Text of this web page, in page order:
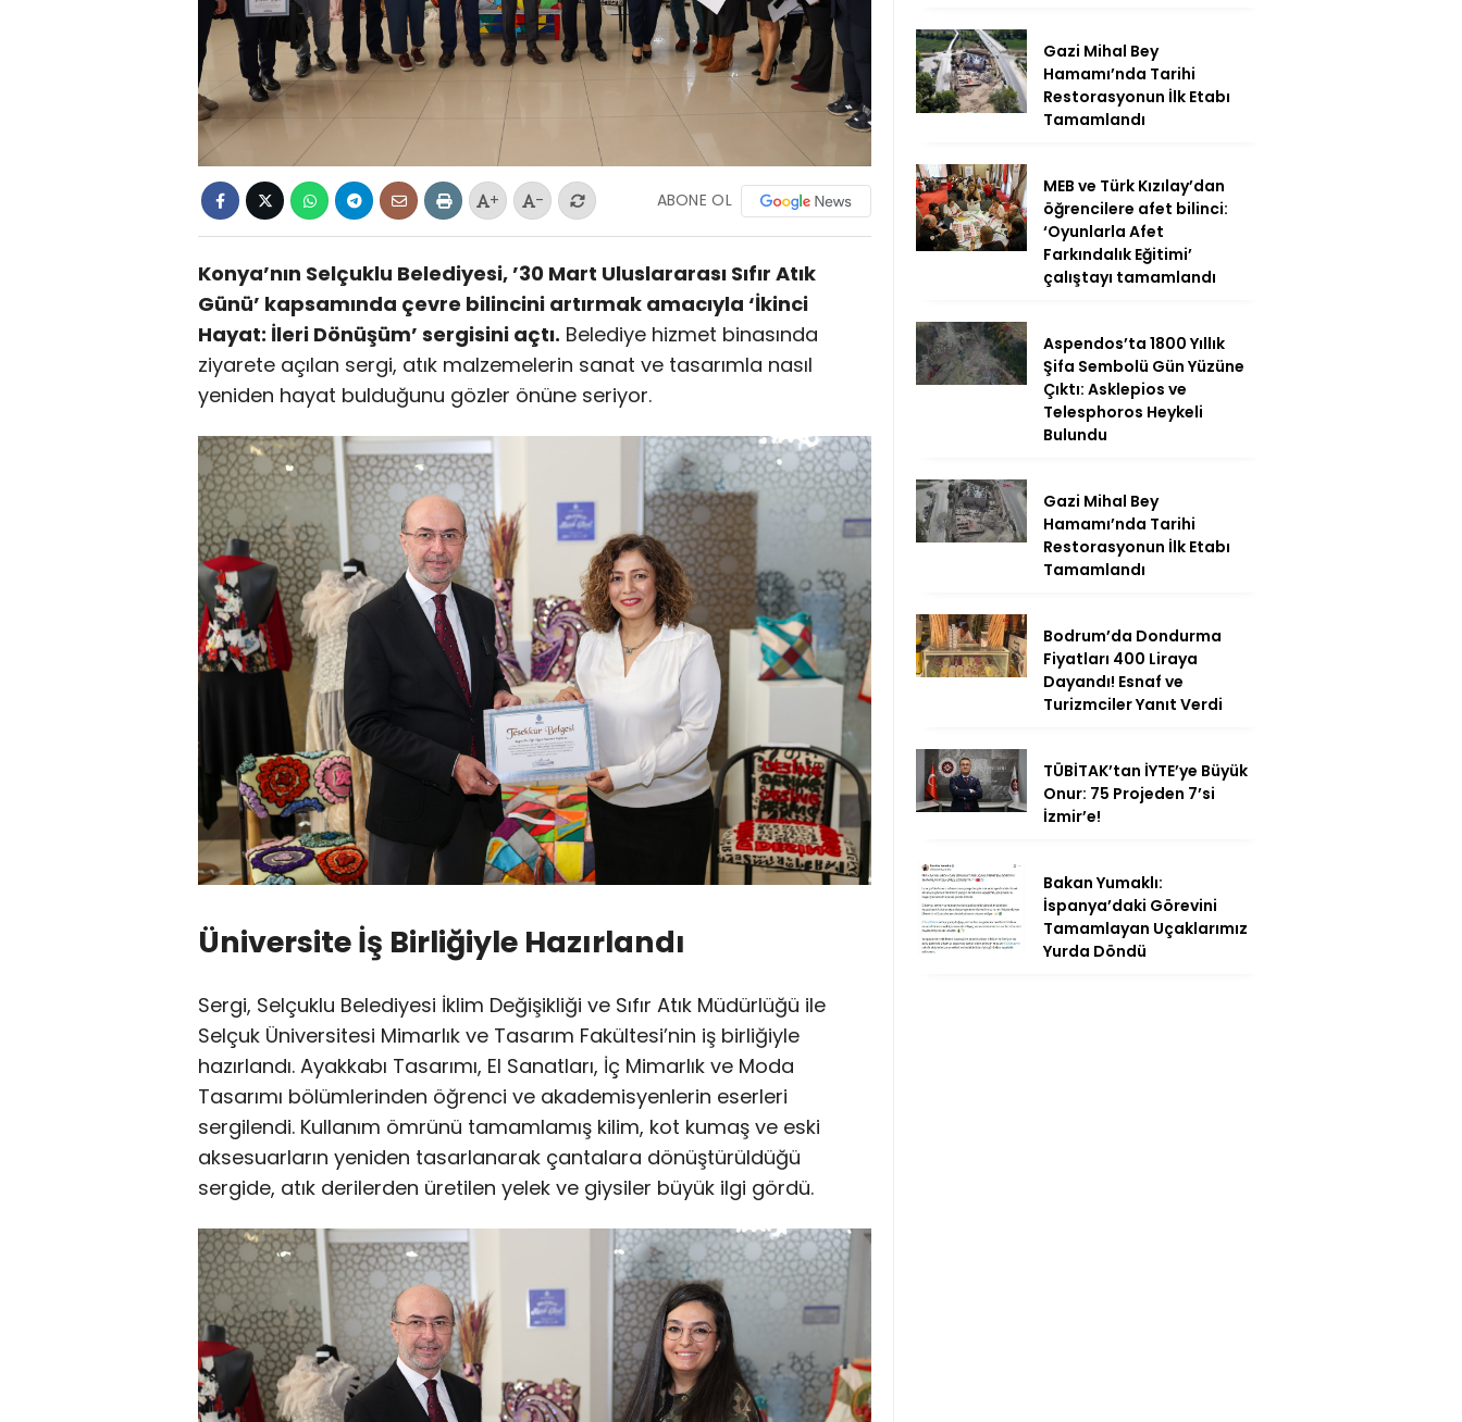
+ - ABONE OL
Konya’nın Selçuklu Belediyesi, ’30 Mart Uluslararası Sıfır Atık
Günü’ kapsamında çevre bilincini artırmak amacıyla ‘İkinci
Hayat: İleri Dönüşüm’ sergisini açtı. Belediye hizmet binasında
ziyarete açılan sergi, atık malzemelerin sanat ve tasarımla nasıl
yeniden hayat bulduğunu gözler önüne seriyor.
Üniversite İş Birliğiyle Hazırlandı
Sergi, Selçuklu Belediyesi İklim Değişikliği ve Sıfır Atık Müdürlüğü ile
Selçuk Üniversitesi Mimarlık ve Tasarım Fakültesi’nin iş birliğiyle
hazırlandı. Ayakkabı Tasarımı, El Sanatları, İç Mimarlık ve Moda
Tasarımı bölümlerinden öğrenci ve akademisyenlerin eserleri
sergilendi. Kullanım ömrünü tamamlamış kilim, kot kumaş ve eski
aksesuarların yeniden tasarlanarak çantalara dönüştürüldüğü
sergide, atık derilerden üretilen yelek ve giysiler büyük ilgi gördü.
Gazi Mihal Bey
Hamamı’nda Tarihi
Restorasyonun İlk Etabı
Tamamlandı
MEB ve Türk Kızılay’dan
öğrencilere afet bilinci:
‘Oyunlarla Afet
Farkındalık Eğitimi’
çalıştayı tamamlandı
Aspendos’ta 1800 Yıllık
Şifa Sembolü Gün Yüzüne
Çıktı: Asklepios ve
Telesphoros Heykeli
Bulundu
Gazi Mihal Bey
Hamamı’nda Tarihi
Restorasyonun İlk Etabı
Tamamlandı
Bodrum’da Dondurma
Fiyatları 400 Liraya
Dayandı! Esnaf ve
Turizmciler Yanıt Verdi
TÜBİTAK’tan İYTE’ye Büyük
Onur: 75 Projeden 7’si
İzmir’e!
Bakan Yumaklı:
İspanya’daki Görevini
Tamamlayan Uçaklarımız
Yurda Döndü